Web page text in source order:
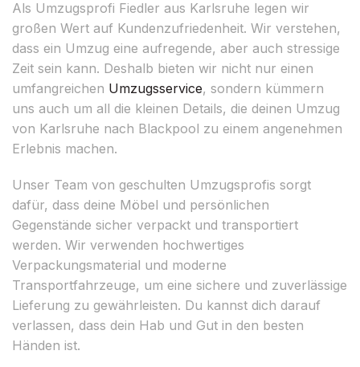
Als Umzugsprofi Fiedler aus Karlsruhe legen wir
großen Wert auf Kundenzufriedenheit. Wir verstehen,
dass ein Umzug eine aufregende, aber auch stressige
Zeit sein kann. Deshalb bieten wir nicht nur einen
umfangreichen Umzugsservice, sondern kümmern
uns auch um all die kleinen Details, die deinen Umzug
von Karlsruhe nach Blackpool zu einem angenehmen
Erlebnis machen.
Unser Team von geschulten Umzugsprofis sorgt
dafür, dass deine Möbel und persönlichen
Gegenstände sicher verpackt und transportiert
werden. Wir verwenden hochwertiges
Verpackungsmaterial und moderne
Transportfahrzeuge, um eine sichere und zuverlässige
Lieferung zu gewährleisten. Du kannst dich darauf
verlassen, dass dein Hab und Gut in den besten
Händen ist.